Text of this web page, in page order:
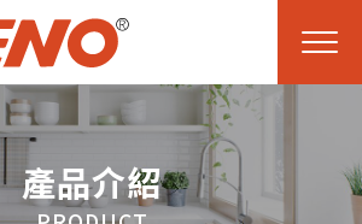
產品介紹